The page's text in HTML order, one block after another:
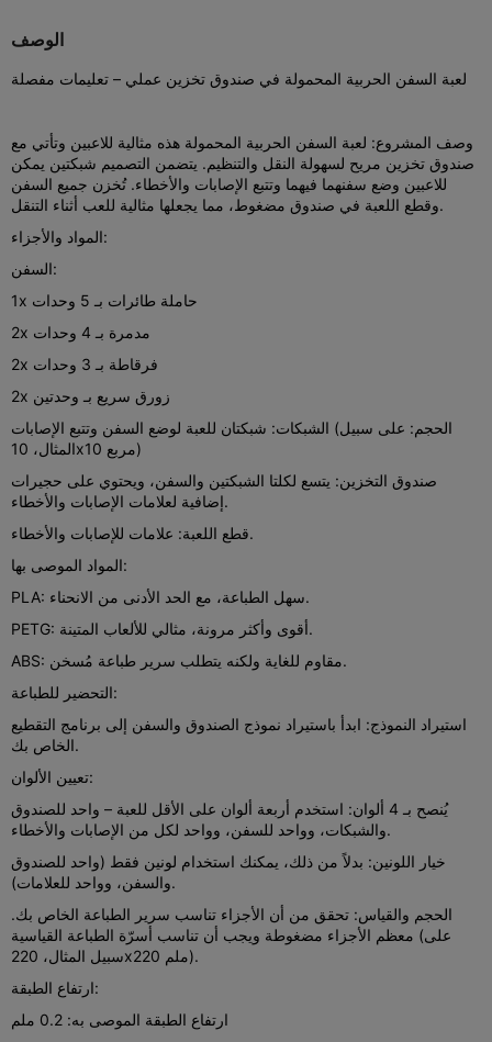
الوصف
لعبة السفن الحربية المحمولة في صندوق تخزين عملي – تعليمات مفصلة
وصف المشروع: لعبة السفن الحربية المحمولة هذه مثالية للاعبين وتأتي مع
صندوق تخزين مريح لسهولة النقل والتنظيم. يتضمن التصميم شبكتين يمكن
للاعبين وضع سفنهما فيهما وتتبع الإصابات والأخطاء. تُخزن جميع السفن
وقطع اللعبة في صندوق مضغوط، مما يجعلها مثالية للعب أثناء التنقل.
المواد والأجزاء:
السفن:
1x حاملة طائرات بـ 5 وحدات
2x مدمرة بـ 4 وحدات
2x فرقاطة بـ 3 وحدات
2x زورق سريع بـ وحدتين
الشبكات: شبكتان للعبة لوضع السفن وتتبع الإصابات (الحجم: على سبيل
المثال، 10x10 مربع)
صندوق التخزين: يتسع لكلتا الشبكتين والسفن، ويحتوي على حجيرات
إضافية لعلامات الإصابات والأخطاء.
قطع اللعبة: علامات للإصابات والأخطاء.
المواد الموصى بها:
PLA: سهل الطباعة، مع الحد الأدنى من الانحناء.
PETG: أقوى وأكثر مرونة، مثالي للألعاب المتينة.
ABS: مقاوم للغاية ولكنه يتطلب سرير طباعة مُسخن.
التحضير للطباعة:
استيراد النموذج: ابدأ باستيراد نموذج الصندوق والسفن إلى برنامج التقطيع
الخاص بك.
تعيين الألوان:
يُنصح بـ 4 ألوان: استخدم أربعة ألوان على الأقل للعبة – واحد للصندوق
والشبكات، وواحد للسفن، وواحد لكل من الإصابات والأخطاء.
خيار اللونين: بدلاً من ذلك، يمكنك استخدام لونين فقط (واحد للصندوق
والسفن، وواحد للعلامات).
الحجم والقياس: تحقق من أن الأجزاء تناسب سرير الطباعة الخاص بك.
معظم الأجزاء مضغوطة ويجب أن تناسب أسرّة الطباعة القياسية (على
سبيل المثال، 220x220 ملم).
ارتفاع الطبقة:
ارتفاع الطبقة الموصى به: 0.2 ملم